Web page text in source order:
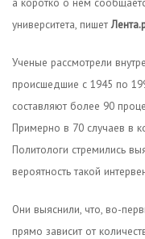
университета, пишет
Ученые рассмотрели
происшедшие с 1945 по
составляют более 90
Примерно в 70 случаев в
Политологи стремились
вероятность такой
Они выяснили, что, во-
прямо зависит от